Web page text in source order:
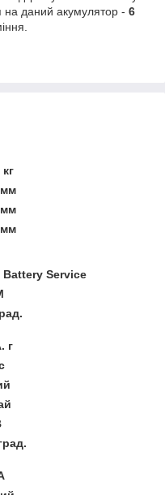
на даний акумулятор - 6
мм
мм
Battery Service
г